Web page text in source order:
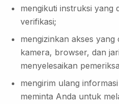
mengikuti instruksi yang
verifikasi;
mengizinkan akses
kamera, browser, dan
menyelesaikan
mengirim ulang
meminta Anda untuk